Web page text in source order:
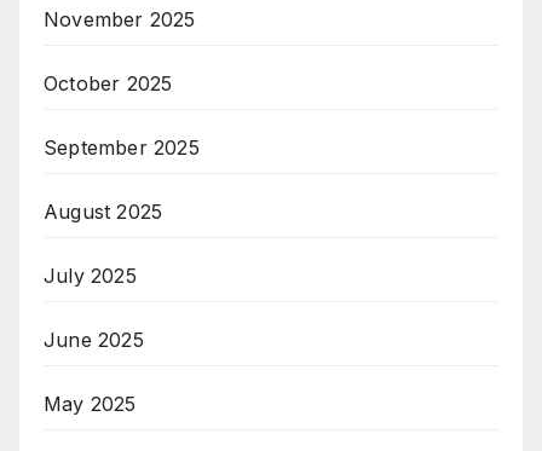
November 2025
October 2025
September 2025
August 2025
July 2025
June 2025
May 2025